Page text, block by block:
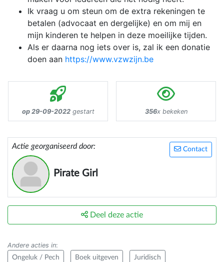
Ik vraag u om steun om de extra rekeningen te
betalen (advocaat en dergelijke) en om mij en
mijn kinderen te helpen in deze moeilijke tijden.
Als er daarna nog iets over is, zal ik een donatie
doen aan https://www.vzwzijn.be
op 29-09-2022gestart 356x bekeken
Contact
Actie georganiseerd door:
Pirate Girl
Deel deze actie
Andere acties in:
Ongeluk / Pech Boek uitgeven Juridisch